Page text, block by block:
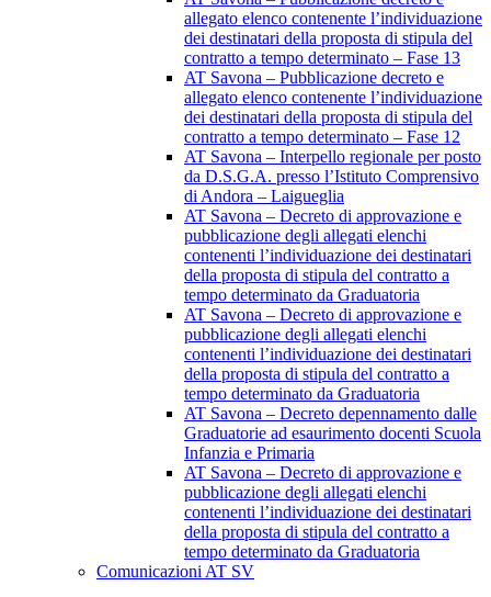
allegato elenco contenente l’individuazione
dei destinatari della proposta di stipula del
contratto a tempo determinato – Fase 13
AT Savona – Pubblicazione decreto e
allegato elenco contenente l’individuazione
dei destinatari della proposta di stipula del
contratto a tempo determinato – Fase 12
AT Savona – Interpello regionale per posto
da D.S.G.A. presso l’Istituto Comprensivo
di Andora – Laigueglia
AT Savona – Decreto di approvazione e
pubblicazione degli allegati elenchi
contenenti l’individuazione dei destinatari
della proposta di stipula del contratto a
tempo determinato da Graduatoria
AT Savona – Decreto di approvazione e
pubblicazione degli allegati elenchi
contenenti l’individuazione dei destinatari
della proposta di stipula del contratto a
tempo determinato da Graduatoria
AT Savona – Decreto depennamento dalle
Graduatorie ad esaurimento docenti Scuola
Infanzia e Primaria
AT Savona – Decreto di approvazione e
pubblicazione degli allegati elenchi
contenenti l’individuazione dei destinatari
della proposta di stipula del contratto a
tempo determinato da Graduatoria
Comunicazioni AT SV